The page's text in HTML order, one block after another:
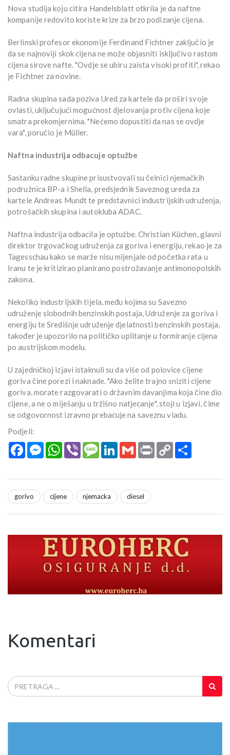
Nova studija koju citira Handelsblatt otkrila je da naftne
kompanije redovito koriste krize za brzo podizanje cijena.
Berlinski profesor ekonomije Ferdinand Fichtner zaključio je
da se najnoviji skok cijena ne može objasniti isključivo rastom
cijena sirove nafte. "Ovdje se ubiru zaista visoki profiti", rekao
je Fichtner za novine.
Radna skupina sada poziva Ured za kartele da proširi svoje
ovlasti, uključujući mogućnost djelovanja protiv cijena koje
smatra prekomjernima. "Nećemo dopustiti da nas se ovdje
vara", poručio je Müller.
Naftna industrija odbacuje optužbe
Sastanku radne skupine prisustvovali su čelnici njemačkih
podružnica BP-a i Shella, predsjednik Saveznog ureda za
kartele Andreas Mundt te predstavnici industrijskih udruženja,
potrošačkih skupina i autokluba ADAC.
Naftna industrija odbacila je optužbe. Christian Küchen, glavni
direktor trgovačkog udruženja za goriva i energiju, rekao je za
Tagesschau kako se marže nisu mijenjale od početka rata u
Iranu te je kritizirao planirano postrožavanje antimonopolskih
zakona.
Nekoliko industrijskih tijela, među kojima su Savezno
udruženje slobodnih benzinskih postaja, Udruženje za goriva i
energiju te Središnje udruženje djelatnosti benzinskih postaja,
također je upozorilo na političko uplitanje u formiranje cijena
po austrijskom modelu.
U zajedničkoj izjavi istaknuli su da više od polovice cijene
goriva čine porezi i naknade. "Ako želite trajno sniziti cijene
goriva, morate razgovarati o državnim davanjima koja čine dio
cijene, a ne o miješanju u tržišno natjecanje", stoji u izjavi, čime
se odgovornost izravno prebacuje na saveznu vladu.
Podjeli:
FacebookMessengerWhatsApp
Viber MessageLinkedInGmail Print Copy
Link
gorivo cijene njemacka diesel
Komentari